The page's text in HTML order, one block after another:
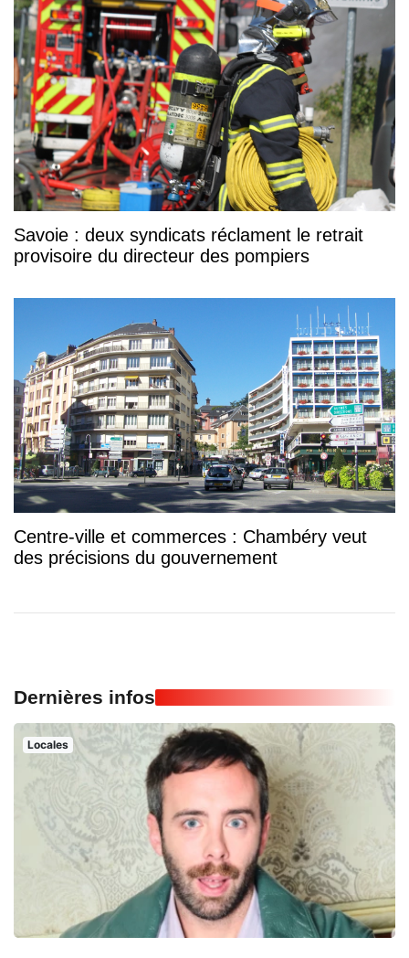
Savoie : deux syndicats réclament le retrait
provisoire du directeur des pompiers
Centre-ville et commerces : Chambéry veut
des précisions du gouvernement
Dernières infos
Locales